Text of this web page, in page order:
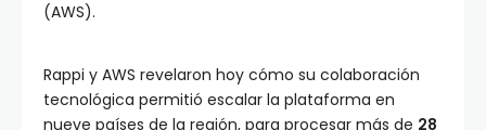
(AWS).
Rappi y AWS revelaron hoy cómo su colaboración
tecnológica permitió escalar la plataforma en
nueve países de la región, para procesar más de 28